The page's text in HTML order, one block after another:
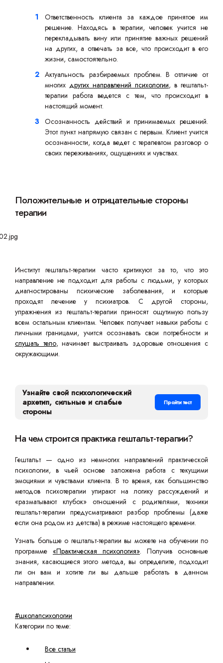
Ответственность клиента за каждое принятое им
решение. Находясь в терапии, человек учится не
перекладывать вину или принятие важных решений
на других, а отвечать за все, что происходит в его
жизни, самостоятельно.
Актуальность разбираемых проблем. В отличие от
многих других направлений психологии, в гештальт-
терапии работа ведется с тем, что происходит в
настоящий момент.
Осознанность действий и принимаемых решений.
Этот пункт напрямую связан с первым. Клиент учится
осознанности, когда ведет с терапевтом разговор о
своих переживаниях, ощущениях и чувствах.
Положительные и отрицательные стороны
терапии
Институт гештальт-терапии часто критикуют за то, что это
направление не подходит для работы с людьми, у которых
диагностированы психические заболевания, и которые
проходят лечение у психиатров. С другой стороны,
упражнения из гештальт-терапии приносят ощутимую пользу
всем остальным клиентам. Человек получает навыки работы с
личными границами, учится осознавать свои потребности и
слушать тело, начинает выстраивать здоровые отношения с
окружающими.
Узнайте свой психологический
архетип, сильные и слабые
стороны
Пройти тест
На чем строится практика гештальт-терапии?
Гештальт — одно из немногих направлений практической
психологии, в чьей основе заложена работа с текущими
эмоциями и чувствами клиента. В то время, как большинство
методов психотерапии упирают на логику рассуждений и
«разматывают клубок» отношений с родителями, техники
гештальт-терапии предусматривают разбор проблемы (даже
если она родом из детства) в режиме настоящего времени.
Узнать больше о гештальт-терапии вы можете на обучении по
программе «Практическая психология». Получив основные
знания, касающиеся этого метода, вы определите, подходит
ли он вам и хотите ли вы дальше работать в данном
направлении.
#школапсихологии
Категории по теме:
Все статьи